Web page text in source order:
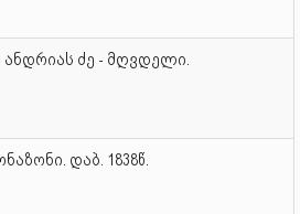
ძე - მღვდელი.
დაბ. 1838წ.